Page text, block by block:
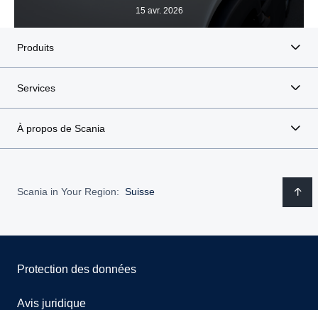
15 avr. 2026
Produits
Services
À propos de Scania
Scania in Your Region: Suisse
Protection des données
Avis juridique